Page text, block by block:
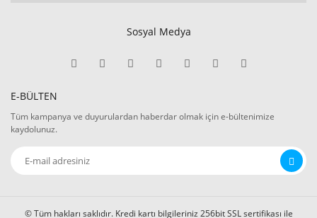
Sosyal Medya
E-BÜLTEN
Tüm kampanya ve duyurulardan haberdar olmak için e-bültenimize
kaydolunuz.
© Tüm hakları saklıdır. Kredi kartı bilgileriniz 256bit SSL sertifikası ile